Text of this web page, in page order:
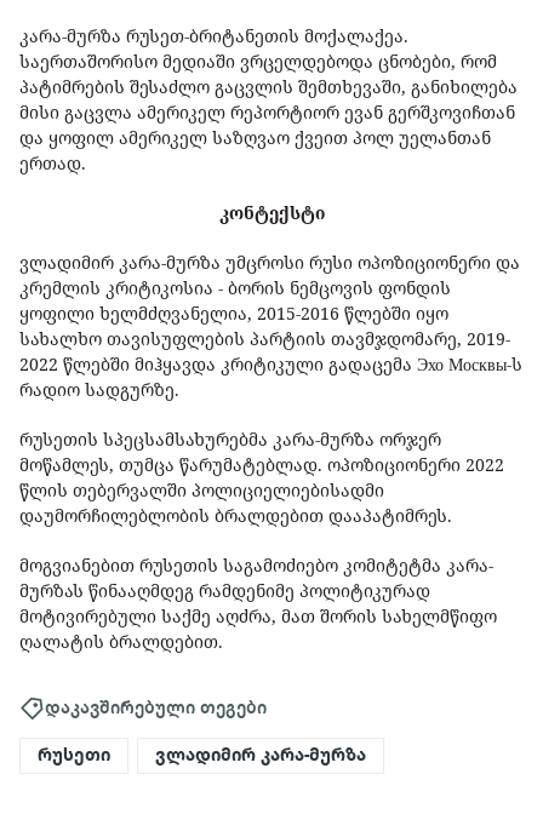
კარა-მურზა რუსეთ-ბრიტანეთის მოქალაქეა.
საერთაშორისო მედიაში ვრცელდებოდა ცნობები, რომ
პატიმრების შესაძლო გაცვლის შემთხევაში, განიხილება
მისი გაცვლა ამერიკელ რეპორტიორ ევან გერშკოვიჩთან
და ყოფილ ამერიკელ საზღვაო ქვეით პოლ უელანთან
ერთად.
კონტექსტი
ვლადიმირ კარა-მურზა უმცროსი რუსი ოპოზიციონერი და
კრემლის კრიტიკოსია - ბორის ნემცოვის ფონდის
ყოფილი ხელმძღვანელია, 2015-2016 წლებში იყო
სახალხო თავისუფლების პარტიის თავმჯდომარე, 2019-
2022 წლებში მიჰყავდა კრიტიკული გადაცემა Эхо Москвы-ს
რადიო სადგურზე.
რუსეთის სპეცსამსახურებმა კარა-მურზა ორჯერ
მოწამლეს, თუმცა წარუმატებლად. ოპოზიციონერი 2022
წლის თებერვალში პოლიციელიებისადმი
დაუმორჩილებლობის ბრალდებით დააპატიმრეს.
მოგვიანებით რუსეთის საგამოძიებო კომიტეტმა კარა-
მურზას წინააღმდეგ რამდენიმე პოლიტიკურად
მოტივირებული საქმე აღძრა, მათ შორის სახელმწიფო
ღალატის ბრალდებით.
დაკავშირებული თეგები
რუსეთი ვლადიმირ კარა-მურზა